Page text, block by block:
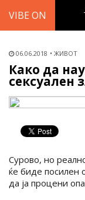
VIBE ON
06.06.2018 ЖИВОТ
Како да
сексуален
Сурово, но
ќе биде посилен
да ја процени